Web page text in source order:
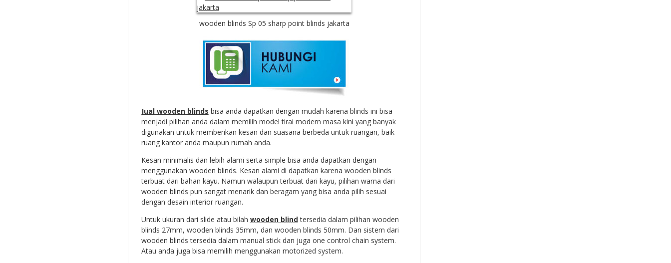
wooden blinds Sp 05 sharp point blinds jakarta
Jual wooden blinds bisa anda dapatkan dengan mudah karena blinds ini bisa
menjadi pilihan anda dalam memilih model tirai modern masa kini yang banyak
digunakan untuk memberikan kesan dan suasana berbeda untuk ruangan, baik
ruang kantor anda maupun rumah anda.
Kesan minimalis dan lebih alami serta simple bisa anda dapatkan dengan
menggunakan wooden blinds. Kesan alami di dapatkan karena wooden blinds
terbuat dari bahan kayu. Namun walaupun terbuat dari kayu, pilihan warna dari
wooden blinds pun sangat menarik dan beragam yang bisa anda pilih sesuai
dengan desain interior ruangan.
Untuk ukuran dari slide atau bilah wooden blindtersedia dalam pilihan wooden
blinds 27mm, wooden blinds 35mm, dan wooden blinds 50mm. Dan sistem dari
wooden blinds tersedia dalam manual stick dan juga one control chain system.
Atau anda juga bisa memilih menggunakan motorized system.